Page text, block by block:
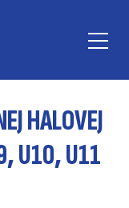
HALOVEJ
U10, U11